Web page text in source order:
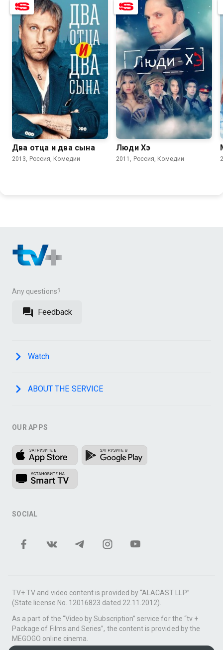
6.2 5.1
Два отца и два сына
2013, Россия, Комедии
5.0 4.9
Люди Хэ
2011, Россия, Комедии
Any questions?
Feedback
Watch
ABOUT THE SERVICE
OUR APPS
SOCIAL
TV+ TV and video content is provided by “ALACAST LLP”
(State license No. 12016823 dated 22.11.2012).
As a part of the “Video by Subscription” service for the “tv +
Package of Films and Series”, the content is provided by the
MEGOGO online cinema.